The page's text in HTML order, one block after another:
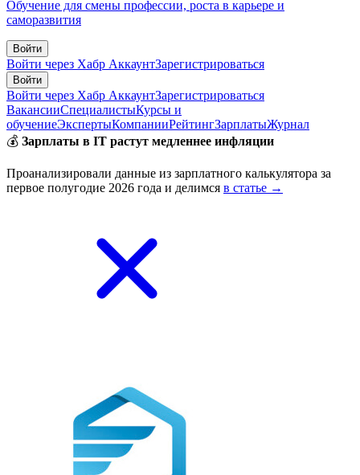
Обучение для смены профессии, роста в карьере и
саморазвития
Войти
Войти через Хабр АккаунтЗарегистрироваться
Войти
Войти через Хабр АккаунтЗарегистрироваться
ВакансииСпециалистыКурсы и
обучениеЭкспертыКомпанииРейтингЗарплатыЖурнал
💰 Зарплаты в IT растут медленнее инфляции
Проанализировали данные из зарплатного калькулятора за
первое полугодие 2026 года и делимся в статье →